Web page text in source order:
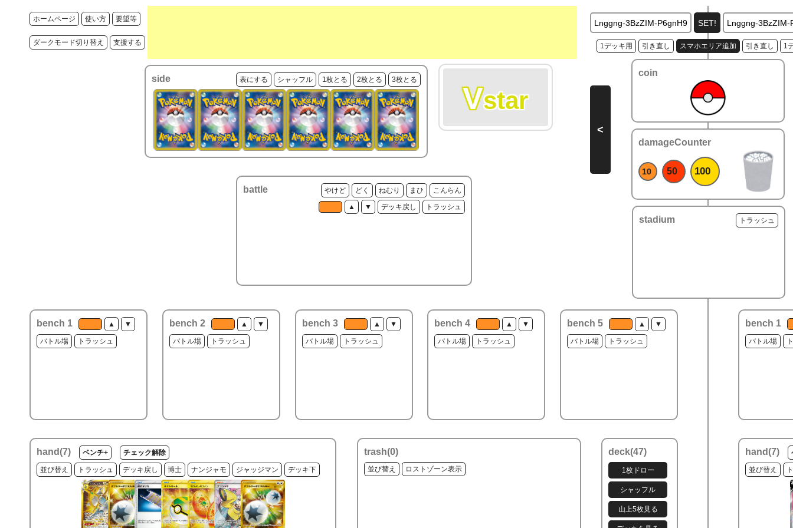
ホームページ 使い方 要望等
ダークモード切り替え 支援する
side 表にする シャッフル 1枚とる 2枚とる 3枚とる
Vstar
battle やけど どく ねむり まひ
こんらん
▲
▼ デッキ戻し トラッシュ
bench 1 ▲ ▼
バトル場 トラッシュ
bench 2 ▲ ▼
バトル場 トラッシュ
bench 3 ▲ ▼
バトル場 トラッシュ
bench 4 ▲ ▼
バトル場 トラッシュ
bench 5 ▲ ▼
バトル場 トラッシュ
hand(7) ベンチ+ チェック解除
並び替え トラッシュ デッキ戻し 博士 ナンジャモ ジャッジマン デッキ下
trash(0)
並び替え ロストゾーン表示
deck(47)
stadium トラッシュ
bench 1
バトル場
hand(7)
並び替え
1デッキ用 引き直し スマホエリア追加 引き直し 1
coin
damageCounter
10 50 100
<